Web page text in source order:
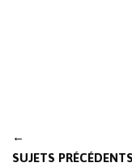
Post
navigation
←
SUJETS PRÉCÉDENTS